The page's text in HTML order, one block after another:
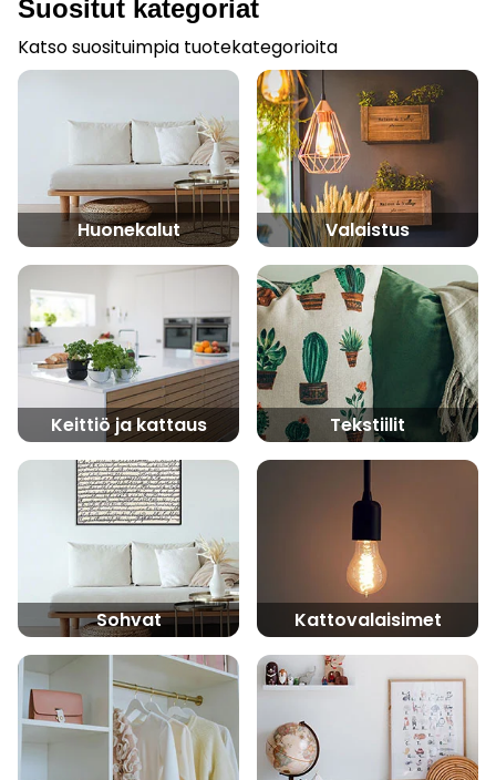
Suositut kategoriat
Katso suosituimpia tuotekategorioita
Huonekalut Valaistus
Keittiö ja kattaus Tekstiilit
Sohvat Kattovalaisimet